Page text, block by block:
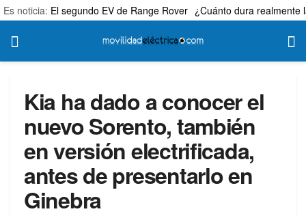
Es noticia: El segundo EV de Range Rover ¿Cuánto dura realmente
Kia ha dado a conocer el
nuevo Sorento, también
en versión electrificada,
antes de presentarlo en
Ginebra